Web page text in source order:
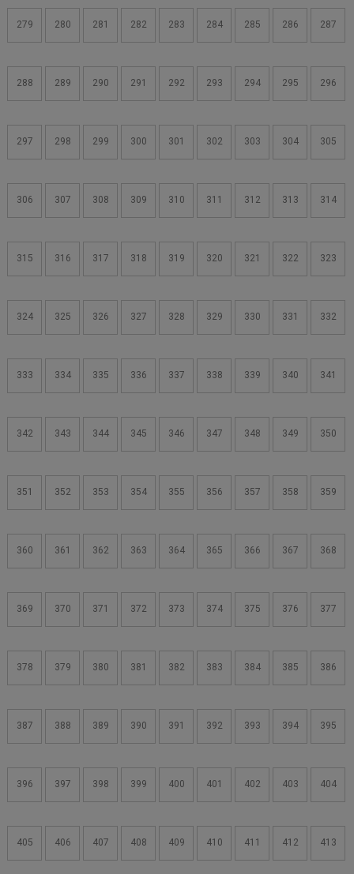
279 280 281 282 283 284 285 286 287
288 289 290 291 292 293 294 295 296
297 298 299 300 301 302 303 304 305
306 307 308 309 310 311 312 313 314
315 316 317 318 319 320 321 322 323
324 325 326 327 328 329 330 331 332
333 334 335 336 337 338 339 340 341
342 343 344 345 346 347 348 349 350
351 352 353 354 355 356 357 358 359
360 361 362 363 364 365 366 367 368
369 370 371 372 373 374 375 376 377
378 379 380 381 382 383 384 385 386
387 388 389 390 391 392 393 394 395
396 397 398 399 400 401 402 403 404
405 406 407 408 409 410 411 412 413